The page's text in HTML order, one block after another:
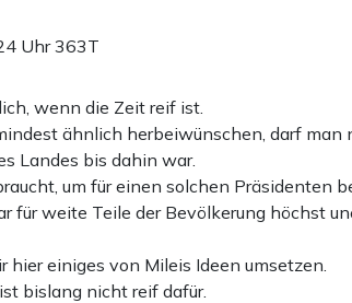
Uhr363T
wenn die Zeit reif ist.
ähnlich herbeiwünschen, darf man
Landes bis dahin war.
um für einen solchen Präsidenten
für weite Teile der Bevölkerung höchst
hier einiges von Mileis Ideen umsetzen.
bislang nicht reif dafür.